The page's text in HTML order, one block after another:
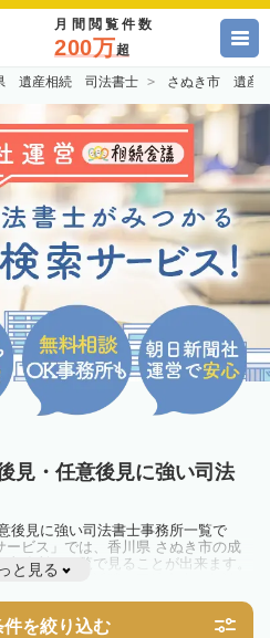
月間閲覧件数
200万超
遺産相続 司法書士 さぬき市 遺産
見・任意後見に強い司法
後見に強い司法書士事務所一覧で
ビス」では、香川県 さぬき市の成
務所を一覧で見ることが出来ます。
る方は一度近隣の司法書士に相談し
と見る
件を絞り込む